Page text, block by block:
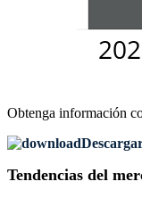
Obtenga información
Tendencias del